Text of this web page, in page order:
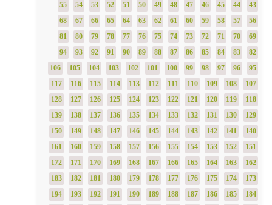
43
44
45
46
47
48
49
50
51
52
53
54
55
56
57
58
59
60
61
62
63
64
65
66
67
68
69
70
71
72
73
74
75
76
77
78
79
80
81
82
83
84
85
86
87
88
89
90
91
92
93
94
95
96
97
98
99
100
101
102
103
104
105
106
107
108
109
110
111
112
113
114
115
116
117
118
119
120
121
122
123
124
125
126
127
128
129
130
131
132
133
134
135
136
137
138
139
140
141
142
143
144
145
146
147
148
149
150
151
152
153
154
155
156
157
158
159
160
161
162
163
164
165
166
167
168
169
170
171
172
173
174
175
176
177
178
179
180
181
182
183
184
185
186
187
188
189
190
191
192
193
194